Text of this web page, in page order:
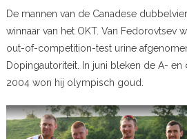
De mannen van de Canadese
winnaar van het OKT. Van Fedorovtsev
out-of-competition-test urine
Dopingautoriteit. In juni bleken de A- en
2004 won hij olympisch goud.